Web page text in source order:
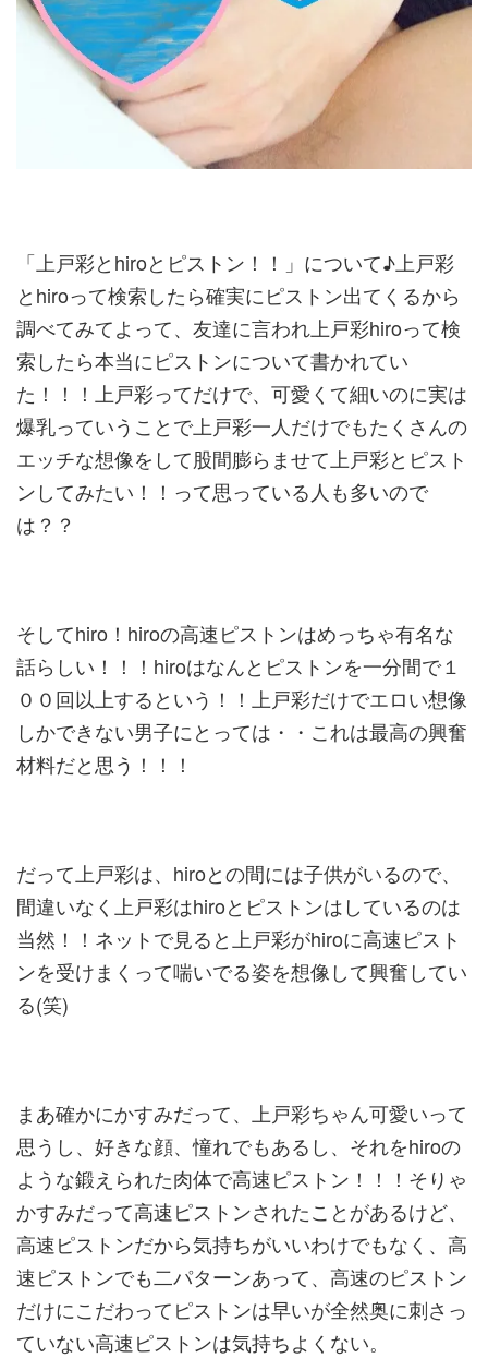
「上戸彩とhiroとピストン！！」について♪上戸彩
とhiroって検索したら確実にピストン出てくるから
調べてみてよって、友達に言われ上戸彩hiroって検
索したら本当にピストンについて書かれてい
た！！！上戸彩ってだけで、可愛くて細いのに実は
爆乳っていうことで上戸彩一人だけでもたくさんの
エッチな想像をして股間膨らませて上戸彩とピスト
ンしてみたい！！って思っている人も多いので
は？？
そしてhiro！hiroの高速ピストンはめっちゃ有名な
話らしい！！！hiroはなんとピストンを一分間で１
００回以上するという！！上戸彩だけでエロい想像
しかできない男子にとっては・・これは最高の興奮
材料だと思う！！！
だって上戸彩は、hiroとの間には子供がいるので、
間違いなく上戸彩はhiroとピストンはしているのは
当然！！ネットで見ると上戸彩がhiroに高速ピスト
ンを受けまくって喘いでる姿を想像して興奮してい
る(笑)
まあ確かにかすみだって、上戸彩ちゃん可愛いって
思うし、好きな顔、憧れでもあるし、それをhiroの
ような鍛えられた肉体で高速ピストン！！！そりゃ
かすみだって高速ピストンされたことがあるけど、
高速ピストンだから気持ちがいいわけでもなく、高
速ピストンでも二パターンあって、高速のピストン
だけにこだわってピストンは早いが全然奥に刺さっ
ていない高速ピストンは気持ちよくない。